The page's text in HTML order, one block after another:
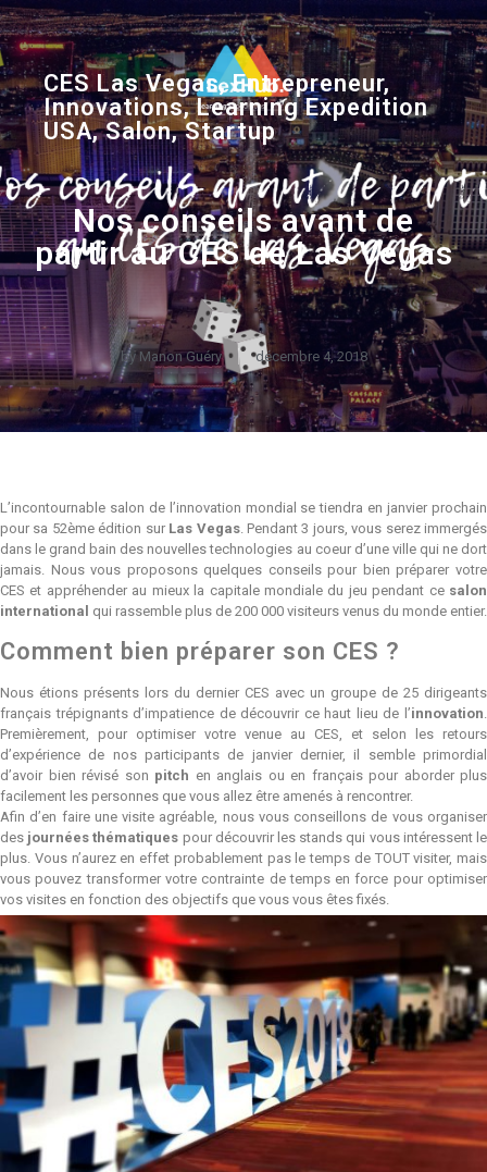
CES Las Vegas,Entrepreneur,
Innovations,Learning Expedition
USA,Salon,Startup
Nos conseils avant de
partir au CES de Las Vegas
byManon Guéry décembre 4, 2018
L’incontournable salon de l’innovation mondial se tiendra en janvier prochain
pour sa 52ème édition sur Las Vegas. Pendant 3 jours, vous serez immergés
dans le grand bain des nouvelles technologies au coeur d’une ville qui ne dort
jamais. Nous vous proposons quelques conseils pour bien préparer votre
CES et appréhender au mieux la capitale mondiale du jeu pendant ce salon
international qui rassemble plus de 200 000 visiteurs venus du monde entier.
Comment bien préparer son CES ?
Nous étions présents lors du dernier CES avec un groupe de 25 dirigeants
français trépignants d’impatience de découvrir ce haut lieu de l’innovation
Premièrement, pour optimiser votre venue au CES, et selon les retours
d’expérience de nos participants de janvier dernier, il semble primordial
d’avoir bien révisé son pitch en anglais ou en français pour aborder plus
facilement les personnes que vous allez être amenés à rencontrer.
Afin d’en faire une visite agréable, nous vous conseillons de vous organiser
des journées thématiques pour découvrir les stands qui vous intéressent le
plus. Vous n’aurez en effet probablement pas le temps de TOUT visiter, mais
vous pouvez transformer votre contrainte de temps en force pour optimiser
vos visites en fonction des objectifs que vous vous êtes fixés.